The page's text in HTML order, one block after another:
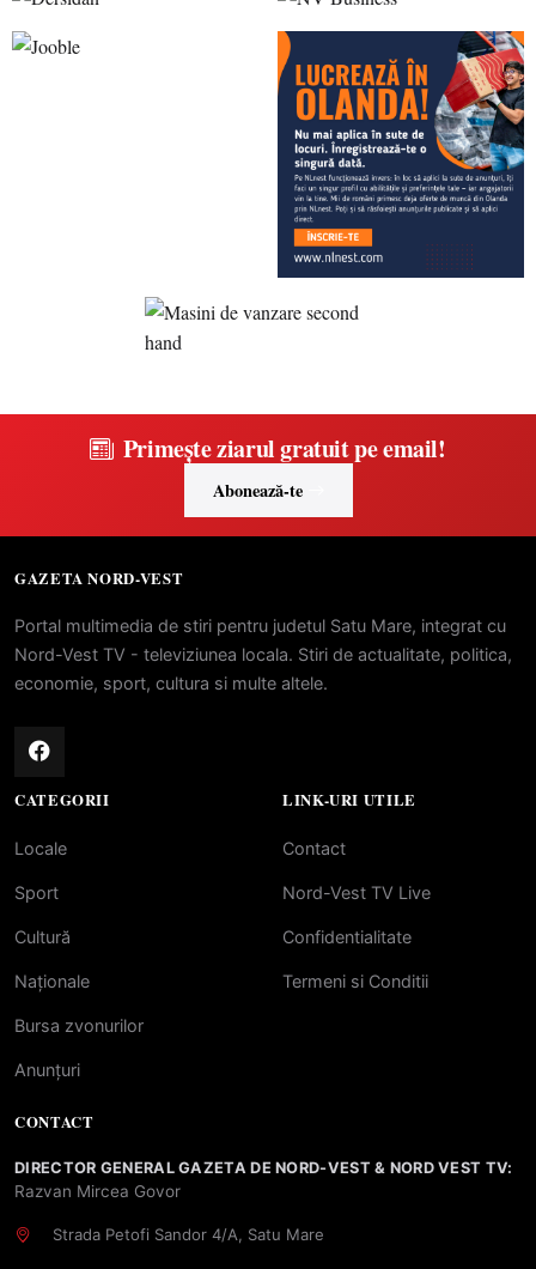
Primește ziarul gratuit pe email!
Abonează-te
GAZETA NORD-VEST
Portal multimedia de stiri pentru judetul Satu Mare, integrat cu
Nord-Vest TV - televiziunea locala. Stiri de actualitate, politica,
economie, sport, cultura si multe altele.
CATEGORII
Locale
Sport
Cultură
Naționale
Bursa zvonurilor
Anunțuri
LINK-URI UTILE
Contact
Nord-Vest TV Live
Confidentialitate
Termeni si Conditii
CONTACT
DIRECTOR GENERAL GAZETA DE NORD-VEST & NORD VEST TV:
Razvan Mircea Govor
Strada Petofi Sandor 4/A, Satu Mare